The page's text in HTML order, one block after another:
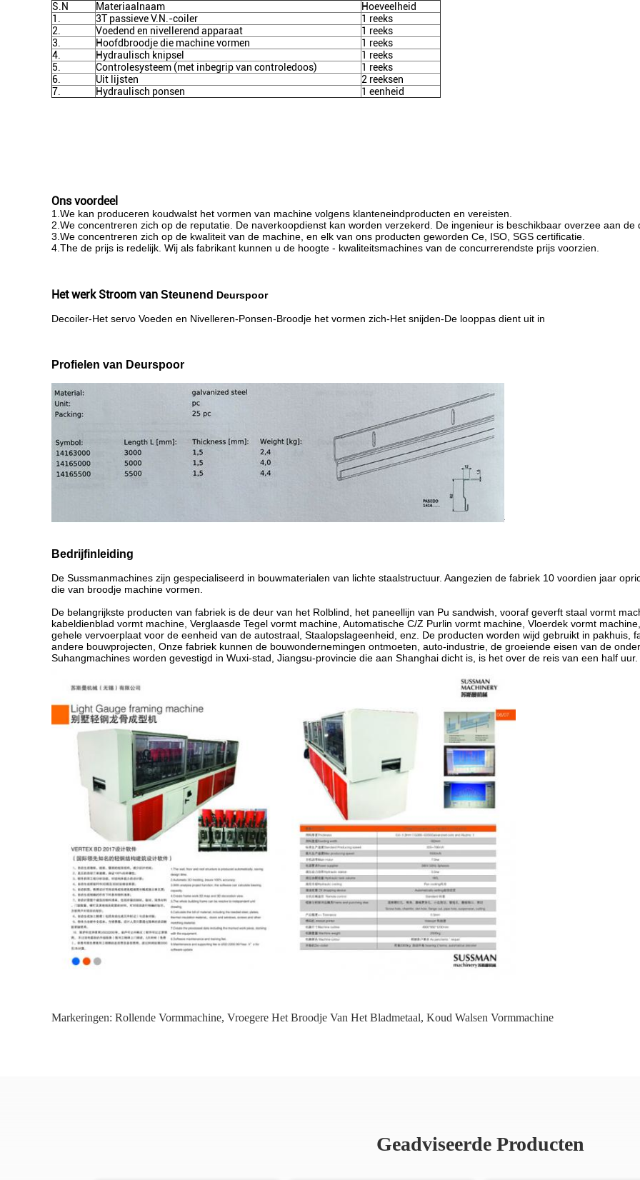
S.N
Materiaalnaam
Hoeveelheid
1.
3T passieve V.N.-coiler
1 reeks
2.
Voedend en nivellerend apparaat
1 reeks
3.
Hoofdbroodje die machine vormen
1 reeks
4.
Hydraulisch knipsel
1 reeks
5.
Controlesysteem (met inbegrip van controledoos)
1 reeks
6.
Uit lijsten
2 reeksen
7.
Hydraulisch ponsen 1 eenheid
Ons voordeel
1.We kan produceren koudwalst het vormen van machine volgens klanteneindproducten en vereisten.
2.We concentreren zich op de reputatie. De naverkoopdienst kan worden verzekerd. De ingenieur is beschikbaar overzee aan de
3.We concentreren zich op de kwaliteit van de machine, en elk van ons producten geworden Ce, ISO, SGS certificatie.
4.The de prijs is redelijk. Wij als fabrikant kunnen u de hoogte - kwaliteitsmachines van de concurrerendste prijs voorzien.
Het werk Stroom van Steunend Deurspoor
Decoiler-Het servo Voeden en Nivelleren-Ponsen-Broodje het vormen zich-Het snijden-De looppas dient uit in
Profielen van Deurspoor
Bedrijfinleiding
De Sussmanmachines zijn gespecialiseerd in bouwmaterialen van lichte staalstructuur. Aangezien de fabriek 10 voordien jaar
die van broodje machine vormen.
De belangrijkste producten van fabriek is de deur van het Rolblind, het paneellijn van Pu sandwish, vooraf geverft staal vormt
kabeldienblad vormt machine, Verglaasde Tegel vormt machine, Automatische C/Z Purlin vormt machine, Vloerdek vormt
gehele vervoerplaat voor de eenheid van de autostraal, Staalopslageenheid, enz. De producten worden wijd gebruikt in pakhuis,
andere bouwprojecten, Onze fabriek kunnen de bouwondernemingen ontmoeten, auto-industrie, de groeiende eisen van de
Suhangmachines worden gevestigd in Wuxi-stad, Jiangsu-provincie die aan Shanghai dicht is, is het over de reis van een half
Markeringen: Rollende Vormmachine, Vroegere Het Broodje Van Het Bladmetaal, Koud Walsen Vormmachine
Geadviseerde Producten